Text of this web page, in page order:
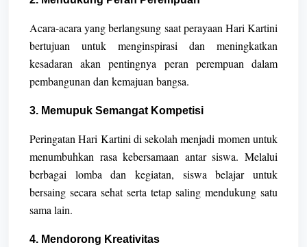
Acara-acara yang berlangsung saat perayaan Hari Kartini
bertujuan untuk menginspirasi dan meningkatkan
kesadaran akan pentingnya peran perempuan dalam
pembangunan dan kemajuan bangsa.
3. Memupuk Semangat Kompetisi
Peringatan Hari Kartini di sekolah menjadi momen untuk
menumbuhkan rasa kebersamaan antar siswa. Melalui
berbagai lomba dan kegiatan, siswa belajar untuk
bersaing secara sehat serta tetap saling mendukung satu
sama lain.
4. Mendorong Kreativitas